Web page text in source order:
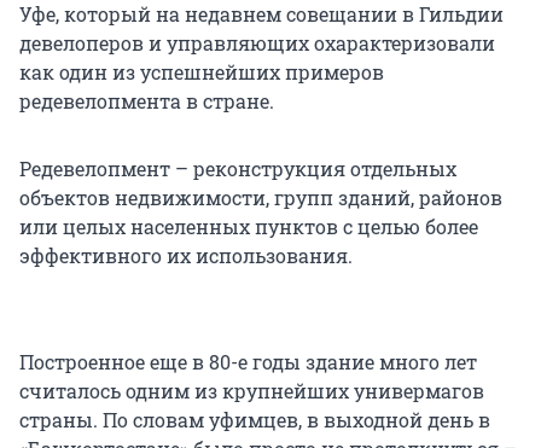
Уфе, который на недавнем совещании в Гильдии
девелоперов и управляющих охарактеризовали
как один из успешнейших примеров
редевелопмента в стране.
Редевелопмент – реконструкция отдельных
объектов недвижимости, групп зданий, районов
или целых населенных пунктов с целью более
эффективного их использования.
Построенное еще в 80-е годы здание много лет
считалось одним из крупнейших универмагов
страны. По словам уфимцев, в выходной день в